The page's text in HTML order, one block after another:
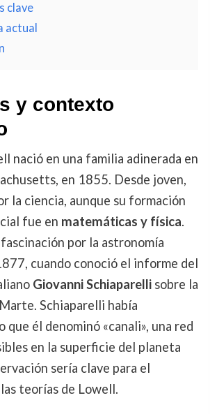
clave
actual
y contexto
nació en una familia adinerada en
en 1855. Desde joven,
la ciencia, aunque su formación
fue en matemáticas y física.
por la astronomía
cuando conoció el informe del
Giovanni Schiaparellisobre la
Schiaparelli había
él denominó «canali», una red
en la superficie del planeta
sería clave para el
teorías de Lowell.